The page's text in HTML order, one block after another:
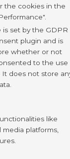
the cookies in the
is set by the GDPR
plugin and is
whether or not
to the use
It does not store
like
platforms,